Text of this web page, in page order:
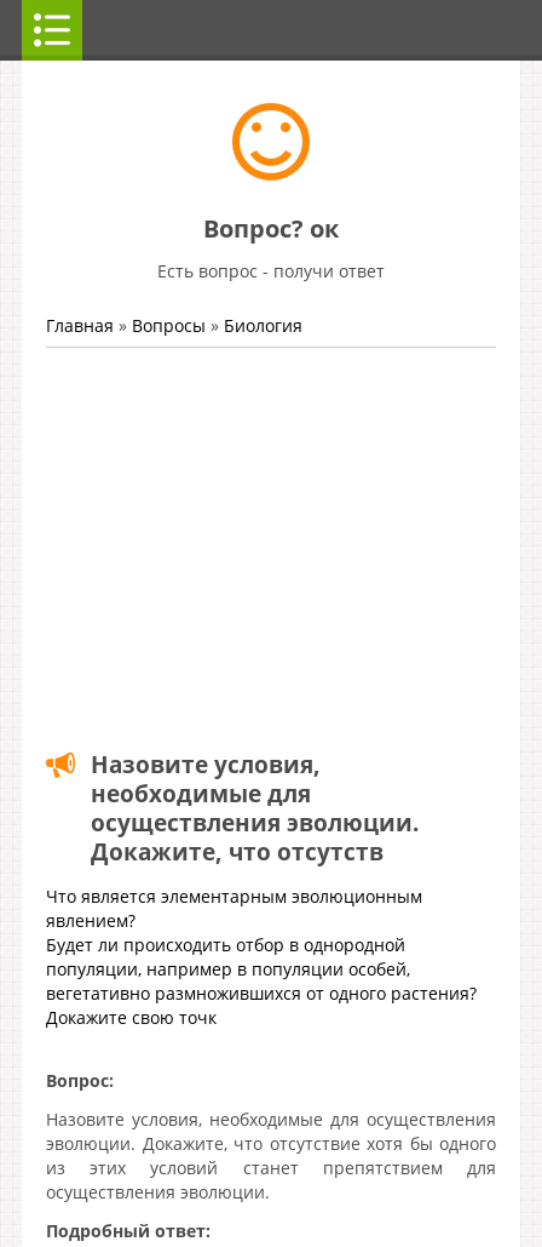
Вопрос? ок
Есть вопрос - получи ответ
Главная » Вопросы » Биология
Назовите условия,
необходимые для
осуществления эволюции.
Докажите, что отсутств
Что является элементарным эволюционным
явлением?
Будет ли происходить отбор в однородной
популяции, например в популяции особей,
вегетативно размножившихся от одного растения?
Докажите свою точк
Вопрос:
Назовите условия, необходимые для осуществления
эволюции. Докажите, что отсутствие хотя бы одного
из этих условий станет препятствием для
осуществления эволюции.
Подробный ответ: